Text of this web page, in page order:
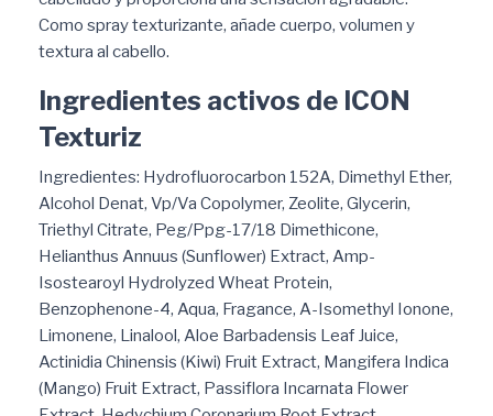
Como spray texturizante, añade cuerpo, volumen y
textura al cabello.
Ingredientes activos de ICON
Texturiz
Ingredientes: Hydrofluorocarbon 152A, Dimethyl Ether,
Alcohol Denat, Vp/Va Copolymer, Zeolite, Glycerin,
Triethyl Citrate, Peg/Ppg-17/18 Dimethicone,
Helianthus Annuus (Sunflower) Extract, Amp-
Isostearoyl Hydrolyzed Wheat Protein,
Benzophenone-4, Aqua, Fragance, A-Isomethyl Ionone,
Limonene, Linalool, Aloe Barbadensis Leaf Juice,
Actinidia Chinensis (Kiwi) Fruit Extract, Mangifera Indica
(Mango) Fruit Extract, Passiflora Incarnata Flower